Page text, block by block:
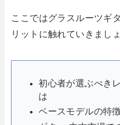
ここではグラスルーツギ
リットに触れていきましょ
初心者が選ぶべき
は
ベースモデルの特